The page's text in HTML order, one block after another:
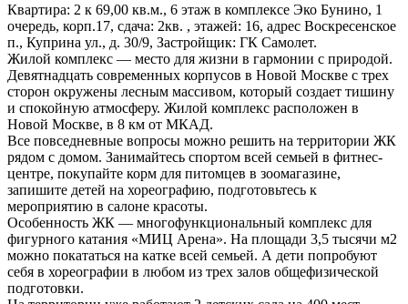
Квартира: 2 к 69,00 кв.м., 6 этаж в комплексе Эко Бунино, 1
очередь, корп.17, сдача: 2кв. , этажей: 16, адрес Воскресенское
п., Куприна ул., д. 30/9, Застройщик: ГК Самолет.
Жилой комплекс — место для жизни в гармонии с природой.
Девятнадцать современных корпусов в Новой Москве с трех
сторон окружены лесным массивом, который создает тишину
и спокойную атмосферу. Жилой комплекс расположен в
Новой Москве, в 8 км от МКАД.
Все повседневные вопросы можно решить на территории ЖК
рядом с домом. Занимайтесь спортом всей семьей в фитнес-
центре, покупайте корм для питомцев в зоомагазине,
запишите детей на хореографию, подготовьтесь к
мероприятию в салоне красоты.
Особенность ЖК — многофункциональный комплекс для
фигурного катания «МИЦ Арена». На площади 3,5 тысячи м2
можно покататься на катке всей семьей. А дети попробуют
себя в хореографии в любом из трех залов общефизической
подготовки.